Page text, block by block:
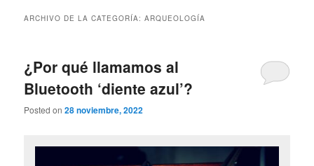
ARCHIVO DE LA CATEGORÍA:ARQUEOLOGÍA
¿Por qué llamamos al
Bluetooth ‘diente azul’?
Posted on28 noviembre, 2022